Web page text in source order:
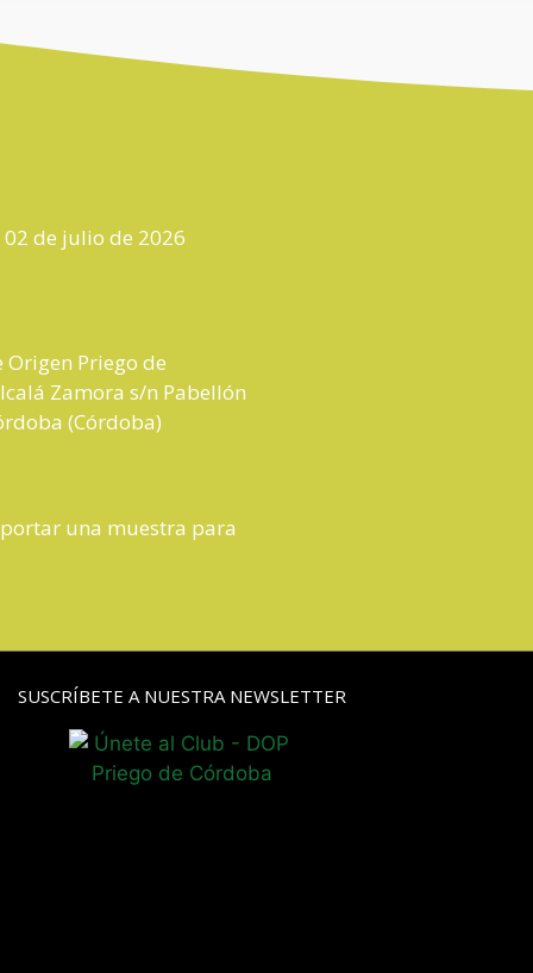
de julio de 2026
Priego de
Zamora s/n Pabellón
(Córdoba)
una muestra para
SUSCRÍBETE A NUESTRA NEWSLETTER